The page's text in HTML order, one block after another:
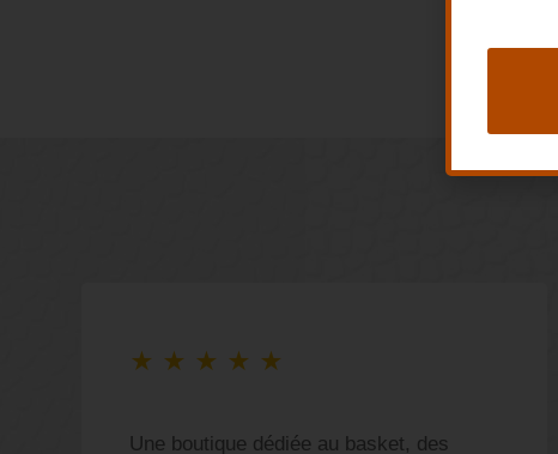
★ ★ ★ ★ ★
Une boutique dédiée au basket, des